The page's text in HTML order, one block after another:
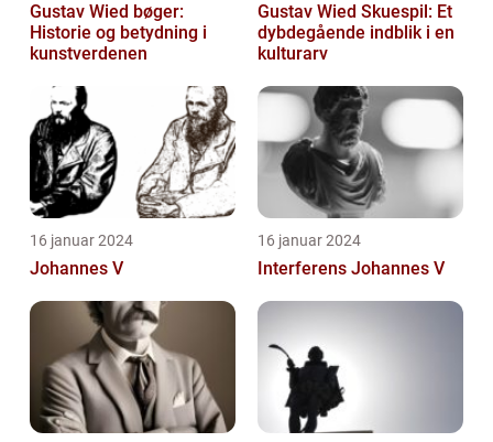
Gustav Wied bøger:
Historie og betydning i
kunstverdenen
Gustav Wied Skuespil: Et
dybdegående indblik i en
kulturarv
16 januar 2024
Johannes V
16 januar 2024
Interferens Johannes V